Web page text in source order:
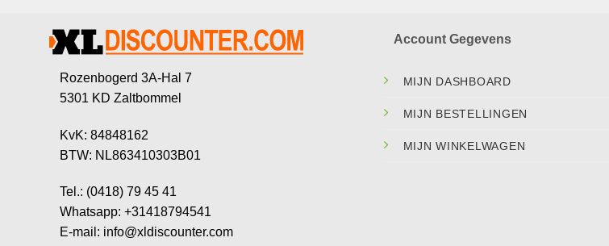
Rozenbogerd 3A-Hal 7
5301 KD Zaltbommel
KvK: 84848162
BTW: NL863410303B01
Tel.: (0418) 79 45 41
Whatsapp: +31418794541
E-mail: info@xldiscounter.com
Account Gegevens
MIJN DASHBOARD
MIJN BESTELLINGEN
MIJN WINKELWAGEN